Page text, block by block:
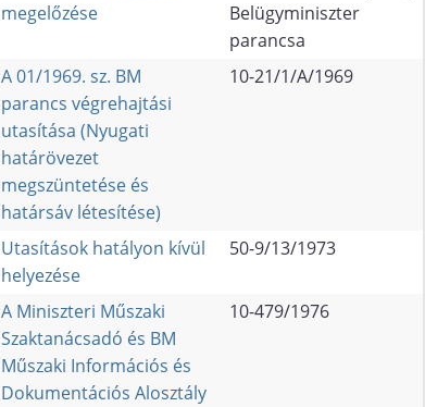
megelőzése
Belügyminiszter
parancsa
A 01/1969. sz. BM
parancs végrehajtási
utasítása (Nyugati
határövezet
megszüntetése és
határsáv létesítése)
10-21/1/A/1969
Utasítások hatályon kívül
helyezése
50-9/13/1973
A Miniszteri Műszaki
Szaktanácsadó és BM
Műszaki Információs és
Dokumentációs Alosztály
10-479/1976